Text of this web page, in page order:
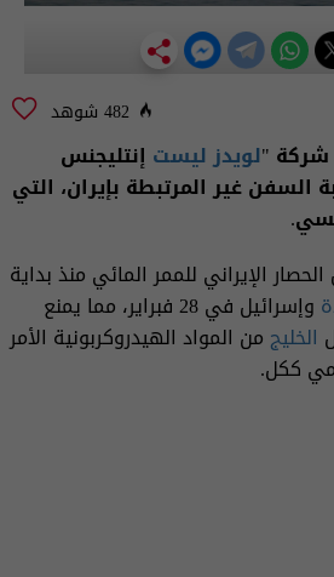
482 شوهد
شركة "لويدز ليست إنتليجنس
السفن غير المرتبطة بإيران، التي
الإيراني للممر المائي منذ بداية
وإسرائيل في 28 فبراير، مما يمنع
الخليج من المواد الهيدروكربونية الأمر
ككل.